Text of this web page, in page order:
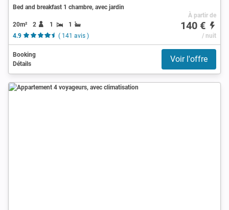
Bed and breakfast 1 chambre, avec jardin
20m² 2 1
1
4.9
( 141 avis )
À partir de
140 €
/ nuit
Booking
Détails
Voir l'offre